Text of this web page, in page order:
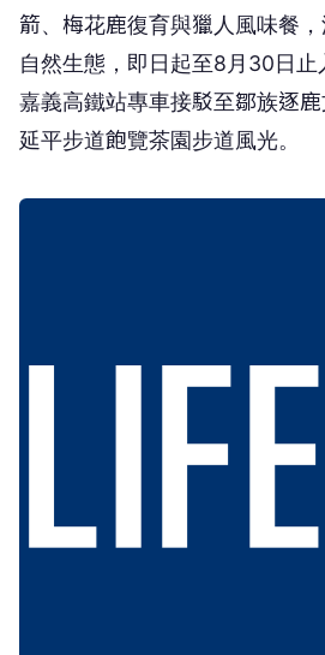
箭、梅花鹿復育與獵人風味餐
自然生態，即日起至8月30日
嘉義高鐵站專車接駁至鄒族逐
延平步道飽覽茶園步道風光。